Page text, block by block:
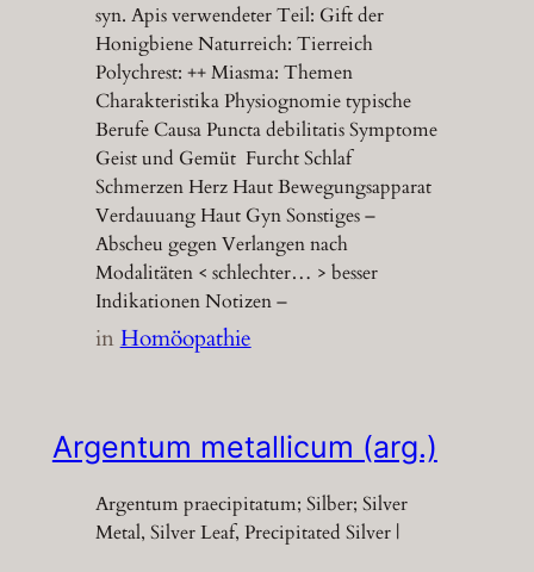
syn. Apis verwendeter Teil: Gift der
Honigbiene Naturreich: Tierreich
Polychrest: ++ Miasma: Themen
Charakteristika Physiognomie typische
Berufe Causa Puncta debilitatis Symptome
Geist und Gemüt Furcht Schlaf
Schmerzen Herz Haut Bewegungsapparat
Verdauuang Haut Gyn Sonstiges –
Abscheu gegen Verlangen nach
Modalitäten < schlechter… > besser
Indikationen Notizen –
inHomöopathie
Argentum metallicum (arg.)
Argentum praecipitatum; Silber; Silver
Metal, Silver Leaf, Precipitated Silver |